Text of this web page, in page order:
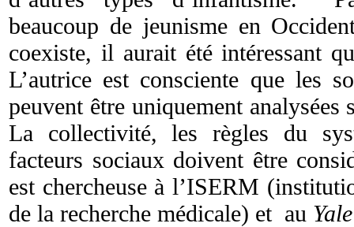
beaucoup de jeunisme en
coexiste, il aurait été intéressant
L’autrice est consciente que les
peuvent être uniquement
La collectivité, les règles du
facteurs sociaux doivent être
est chercheuse à l’ISERM
de la recherche médicale) et au